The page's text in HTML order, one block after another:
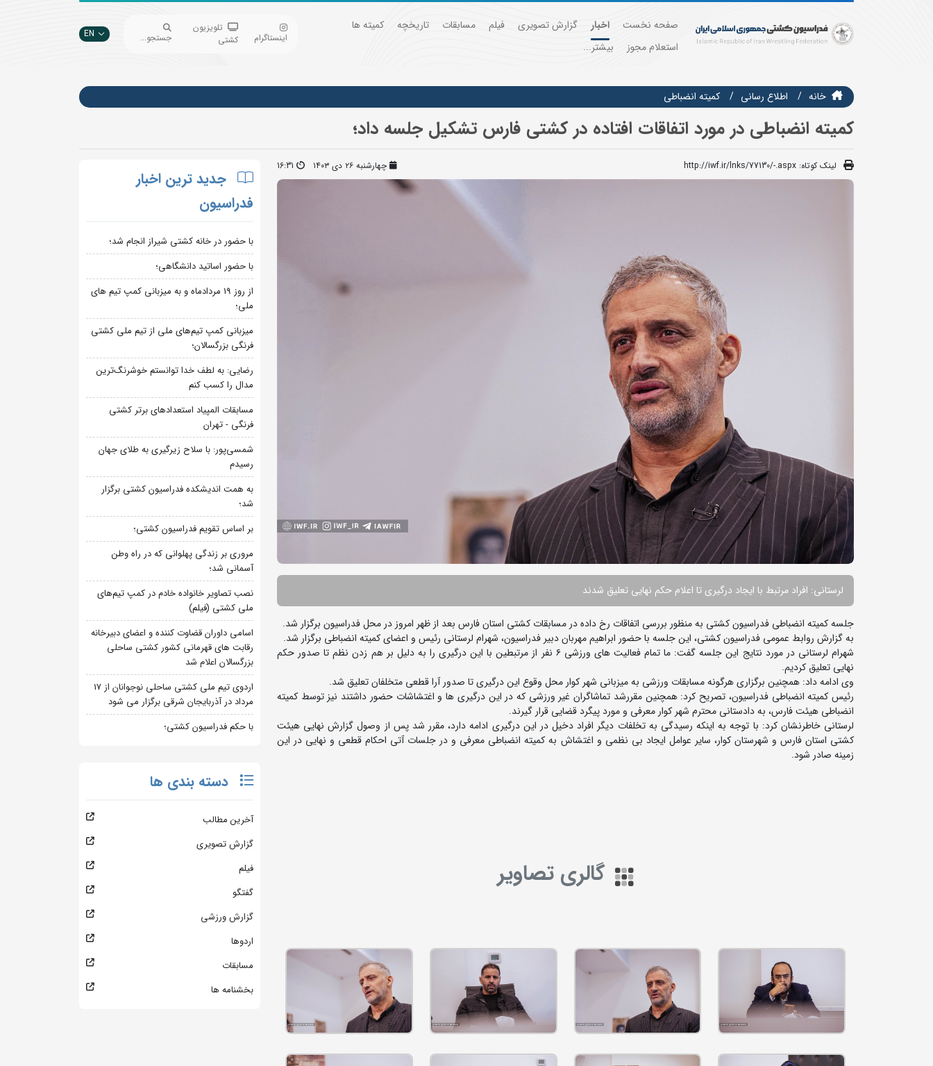
صفحه نخست اخبار گزارش تصویری فیلم مسابقات تاریخچه
کمیته ها
استعلام مجوز
بیشتر...
اینستاگرام
تلویزیون
کشتی
جستجو... EN
خانه اطلاع رسانی کمیته انضباطی
کمیته انضباطی در مورد اتفاقات افتاده در کشتی فارس تشکیل جلسه داد؛
لینک کوتاه: http://iwf.ir/lnks/77130/-.aspx چهارشنبه ۲۶ دی ۱۴۰۳ 16:31
لرستانی: افراد مرتبط با ایجاد درگیری تا اعلام حکم نهایی تعلیق شدند
جلسه کمیته انضباطی فدراسیون کشتی به منظور بررسی اتفاقات رخ داده در مسابقات کشتی استان فارس بعد از ظهر امروز در محل فدراسیون برگزار شد.
به گزارش روابط عمومی فدراسیون کشتی، این جلسه با حضور ابراهیم مهربان دبیر فدراسیون، شهرام لرستانی رئیس و اعضای کمیته انضباطی برگزار شد.
شهرام لرستانی در مورد نتایج این جلسه گفت: ما تمام فعالیت های ورزشی ۶ نفر از مرتبطین با این درگیری را به دلیل بر هم زدن نظم تا صدور حکم
نهایی تعلیق کردیم.
وی ادامه داد: همچنین برگزاری هرگونه مسابقات ورزشی به میزبانی شهر کوار محل وقوع این درگیری تا صدور آرا قطعی متخلفان تعلیق شد.
رئیس کمیته انضباطی فدراسیون، تصریح کرد: همچنین مقررشد تماشاگران غیر ورزشی که در این درگیری ها و اغتشاشات حضور داشتند نیز توسط کمیته
انضباطی هیئت فارس، به دادستانی محترم شهر کوار معرفی و مورد پیگرد قضایی قرار گیرند.
لرستانی خاطرنشان کرد: با توجه به اینکه رسیدگی به تخلفات دیگر افراد دخیل در این درگیری ادامه دارد، مقرر شد پس از وصول گزارش نهایی هیئت
کشتی استان فارس و شهرستان کوار، سایر عوامل ایجاد بی نظمی و اغتشاش به کمیته انضباطی معرفی و در جلسات آتی احکام قطعی و نهایی در این
زمینه صادر شود.
گالری تصاویر
جدید ترین اخبار
فدراسیون
با حضور در خانه کشتی شیراز انجام شد؛
با حضور اساتید دانشگاهی؛
از روز 19 مردادماه و به میزبانی کمپ تیم های
ملی؛
میزبانی کمپ تیم‌های ملی از تیم ملی کشتی
فرنگی بزرگسالان؛
رضایی: به لطف خدا توانستم خوشرنگ‌ترین
مدال را کسب کنم
مسابقات المپیاد استعدادهای برتر کشتی
فرنگی - تهران
شمسی‌پور: با سلاح زیرگیری به طلای جهان
رسیدم
به همت اندیشکده فدراسیون کشتی برگزار
شد؛
بر اساس تقویم فدراسیون کشتی؛
مروری بر زندگی پهلوانی که در راه وطن
آسمانی شد؛
نصب تصاویر خانواده خادم در کمپ تیم‌های
ملی کشتی (فیلم)
اسامی داوران قضاوت کننده و اعضای دبیرخانه
رقابت های قهرمانی کشور کشتی ساحلی
بزرگسالان اعلام شد
اردوی تیم ملی کشتی ساحلی نوجوانان از 17
مرداد در آذربایجان شرقی برگزار می شود
با حکم فدراسیون کشتی؛
دسته بندی ها
آخرین مطالب
گزارش تصویری
فیلم
گفتگو
گزارش ورزشی
اردوها
مسابقات
بخشنامه ها